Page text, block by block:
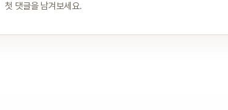
첫 댓글을 남겨보세요.